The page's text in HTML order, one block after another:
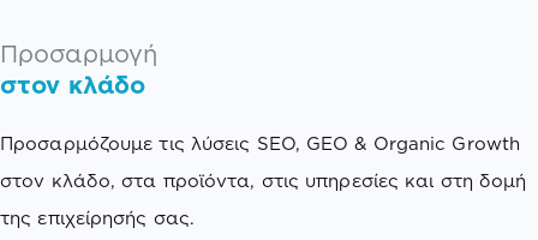
Προσαρμογή
στον κλάδο
Προσαρμόζουμε τις λύσεις SEO, GEO & Organic Growth
στον κλάδο, στα προϊόντα, στις υπηρεσίες και στη δομή
της επιχείρησής σας.